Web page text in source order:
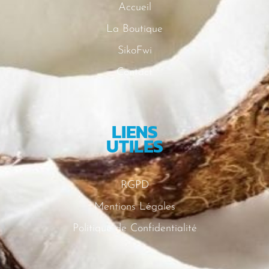
Accueil
La Boutique
SikoFwi
Contact
LIENS
UTILES
RGPD
Mentions Légales
Politique de Confidentialité